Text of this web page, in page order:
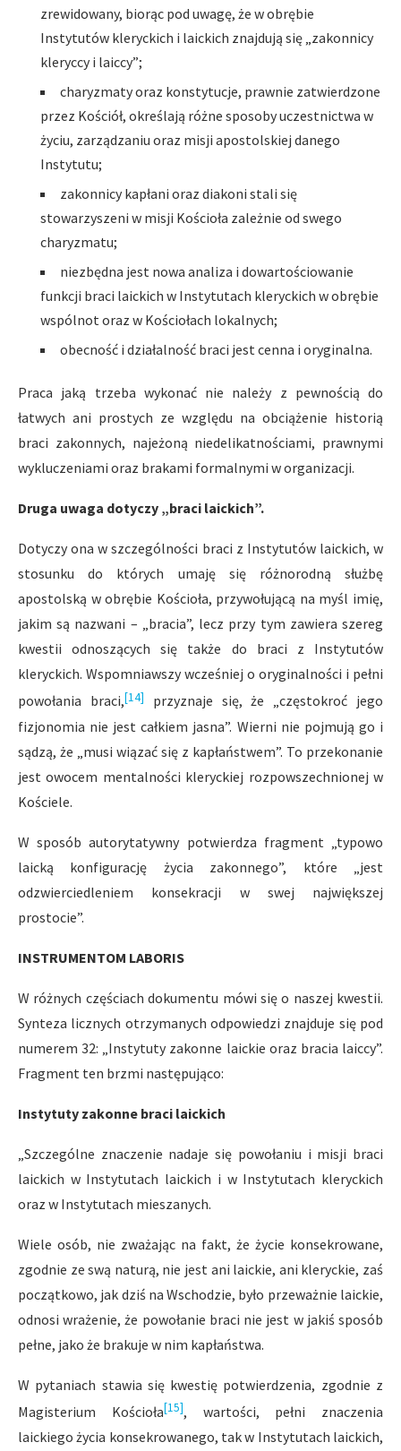
zrewidowany, biorąc pod uwagę, że w obrębie
Instytutów kleryckich i laickich znajdują się „zakonnicy
kleryccy i laiccy”;
charyzmaty oraz konstytucje, prawnie zatwierdzone
przez Kościół, określają różne sposoby uczestnictwa w
życiu, zarządzaniu oraz misji apostolskiej danego
Instytutu;
zakonnicy kapłani oraz diakoni stali się
stowarzyszeni w misji Kościoła zależnie od swego
charyzmatu;
niezbędna jest nowa analiza i dowartościowanie
funkcji braci laickich w Instytutach kleryckich w obrębie
wspólnot oraz w Kościołach lokalnych;
obecność i działalność braci jest cenna i oryginalna.
Praca jaką trzeba wykonać nie należy z pewnością do
łatwych ani prostych ze względu na obciążenie historią
braci zakonnych, najeżoną niedelikatnościami, prawnymi
wykluczeniami oraz brakami formalnymi w organizacji.
Druga uwaga dotyczy „braci laickich”.
Dotyczy ona w szczególności braci z Instytutów laickich, w
stosunku do których umaję się różnorodną służbę
apostolską w obrębie Kościoła, przywołującą na myśl imię,
jakim są nazwani – „bracia”, lecz przy tym zawiera szereg
kwestii odnoszących się także do braci z Instytutów
kleryckich. Wspomniawszy wcześniej o oryginalności i pełni
powołania braci,[14]
przyznaje się, że „częstokroć jego
fizjonomia nie jest całkiem jasna”. Wierni nie pojmują go i
sądzą, że „musi wiązać się z kapłaństwem”. To przekonanie
jest owocem mentalności kleryckiej rozpowszech­nionej w
Kościele.
W sposób autorytatywny potwierdza fragment „typowo
laicką konfigurację życia zakonnego”, które „jest
odzwierciedleniem konsekracji w swej największej
prostocie”.
INSTRUMENTOM LABORIS
W różnych częściach dokumentu mówi się o naszej kwestii.
Synteza licznych otrzymanych odpowiedzi znajduje się pod
numerem 32: „Instytuty zakonne laickie oraz bracia laiccy”.
Fragment ten brzmi następująco:
Instytuty zakonne braci laickich
„Szczególne znaczenie nadaje się powołaniu i misji braci
laickich w Instytutach laickich i w Instytutach kleryckich
oraz w Instytutach mieszanych.
Wiele osób, nie zważając na fakt, że życie konsekrowane,
zgodnie ze swą naturą, nie jest ani laickie, ani kleryckie, zaś
początkowo, jak dziś na Wschodzie, było przeważnie laickie,
odnosi wrażenie, że powołanie braci nie jest w jakiś sposób
pełne, jako że brakuje w nim kapłaństwa.
W pytaniach stawia się kwestię potwierdzenia, zgodnie z
Magisterium Kościoła[15], wartości, pełni znaczenia
laickiego życia konsekrowanego, tak w Instytutach laickich,